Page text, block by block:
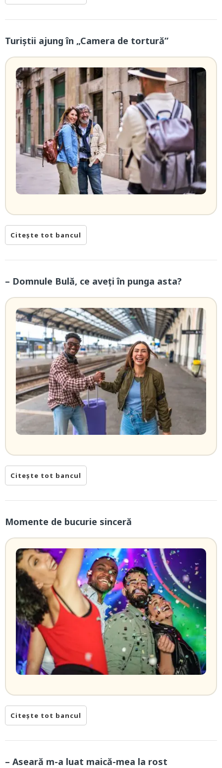
Turiștii ajung în „Camera de tortură”
Citește tot bancul
– Domnule Bulă, ce aveți în punga asta?
Citește tot bancul
Momente de bucurie sinceră
Citește tot bancul
– Aseară m-a luat maică-mea la rost